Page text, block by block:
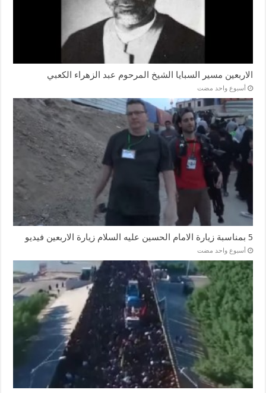
الاربعين مسير السبايا الشيخ المرحوم عبد الزهراء الكعبي
‏أسبوع واحد مضت
5 بمناسبة زيارة الامام الحسين عليه السلام زيارة الاربعين فيديو
‏أسبوع واحد مضت